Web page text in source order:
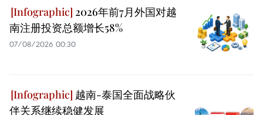
2026年前7月外国对越
南注册投资总额增长58%
07/08/2026 00:30
越南-泰国全面战略伙
伴关系继续稳健发展